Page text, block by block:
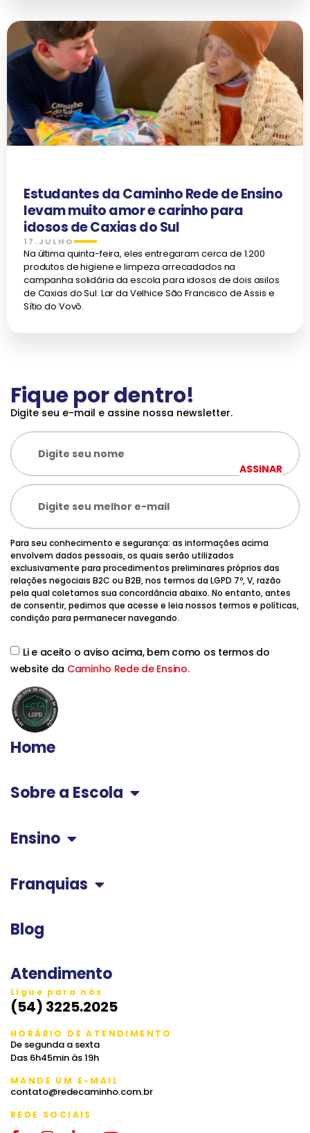
Estudantes da Caminho Rede de Ensino
levam muito amor e carinho para
idosos de Caxias do Sul
17.JULHO
Na última quinta-feira, eles entregaram cerca de 1.200
produtos de higiene e limpeza arrecadados na
campanha solidária da escola para idosos de dois asilos
de Caxias do Sul: Lar da Velhice São Francisco de Assis e
Sítio do Vovô.
Fique por dentro!
Digite seu e-mail e assine nossa newsletter.
Para seu conhecimento e segurança: as informações acima
envolvem dados pessoais, os quais serão utilizados
exclusivamente para procedimentos preliminares próprios das
relações negociais B2C ou B2B, nos termos da LGPD 7º, V, razão
pela qual coletamos sua concordância abaixo. No entanto, antes
de consentir, pedimos que acesse e leia nossos termos e políticas,
condição para permanecer navegando.
Li e aceito o aviso acima, bem como os termos do
website da Caminho Rede de Ensino.
ASSINAR
Home
Sobre a Escola
Ensino
Franquias
Blog
Atendimento
Ligue para nós
(54) 3225.2025
HORÁRIO DE ATENDIMENTO
De segunda a sexta
Das 6h45min às 19h
MANDE UM E-MAIL
contato@redecaminho.com.br
REDE SOCIAIS